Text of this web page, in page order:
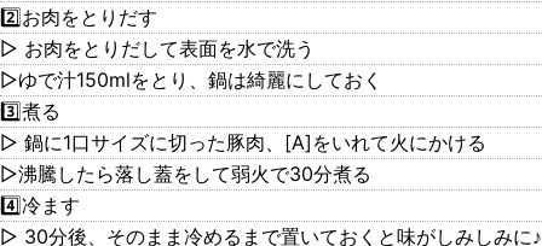
2️⃣お肉をとりだす
▷ お肉をとりだして表面を水で洗う
▷ゆで汁150mlをとり、鍋は綺麗にしておく
3️⃣煮る
▷ 鍋に1口サイズに切った豚肉、[A]をいれて火にかける
▷沸騰したら落し蓋をして弱火で30分煮る
4️⃣冷ます
▷ 30分後、そのまま冷めるまで置いておくと味がしみしみに♪